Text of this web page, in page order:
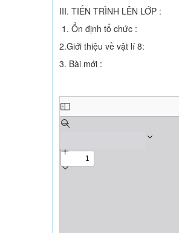
III. TIẾN TRÌNH LÊN LỚP :
1. Ổn định tổ chức :
2.Giới thiệu về vật lí 8:
3. Bài mới :